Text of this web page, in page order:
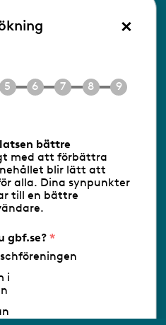
-
- Ansvarig
×
bättre
med att förbättra
blir lätt att
alla. Dina synpunkter
till en bättre
gbf.se?
i